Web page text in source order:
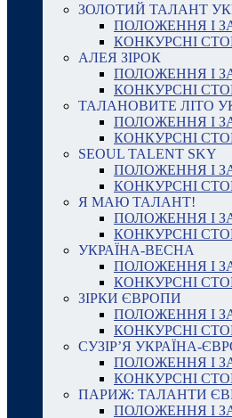
ЗОЛОТИЙ ТАЛАНТ
ПОЛОЖЕННЯ І
КОНКУРСНІ
АЛЕЯ ЗІРОК
ПОЛОЖЕННЯ І
КОНКУРСНІ
ТАЛАНОВИТЕ ЛІТО
ПОЛОЖЕННЯ І
КОНКУРСНІ
SEOUL TALENT SKY
ПОЛОЖЕННЯ І
КОНКУРСНІ
Я МАЮ ТАЛАНТ!
ПОЛОЖЕННЯ І
КОНКУРСНІ
УКРАЇНА-ВЕСНА
ПОЛОЖЕННЯ І
КОНКУРСНІ
ЗІРКИ ЄВРОПИ
ПОЛОЖЕННЯ І
КОНКУРСНІ
СУЗІР’Я УКРАЇНА-
ПОЛОЖЕННЯ І
КОНКУРСНІ
ПАРИЖ: ТАЛАНТИ
ПОЛОЖЕННЯ І